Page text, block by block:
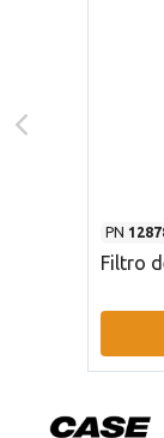
PN
Filtro